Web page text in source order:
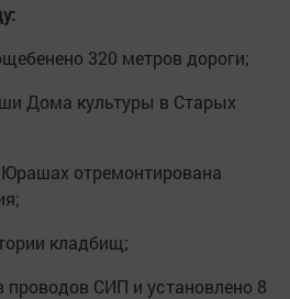
320 метров дороги;
Дома культуры в Старых
отремонтирована
кладбищ;
проводов СИП и установлено 8